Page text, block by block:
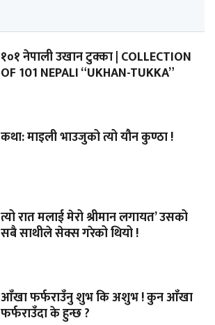
१०१ नेपाली उखान टुक्का | COLLECTION
OF 101 NEPALI “UKHAN-TUKKA”
कथा: माइली भाउजुको त्यो यौन कुण्ठा !
त्यो रात मलाई मेरो श्रीमान लगायत’ उसको
सबै साथीले सेक्स गरेको थियो !
आँखा फर्फराउँनु शुभ कि अशुभ ! कुन आँखा
फर्फराउँदा के हुन्छ ?